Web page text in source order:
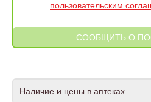
пользовательским
Наличие и цены в аптеках